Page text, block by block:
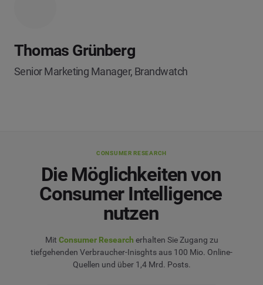
Thomas Grünberg
Senior Marketing Manager, Brandwatch
CONSUMER RESEARCH
Die Möglichkeiten von
Consumer Intelligence
nutzen
Mit Consumer Research erhalten Sie Zugang zu
tiefgehenden Verbraucher-Inisghts aus 100 Mio. Online-
Quellen und über 1,4 Mrd. Posts.